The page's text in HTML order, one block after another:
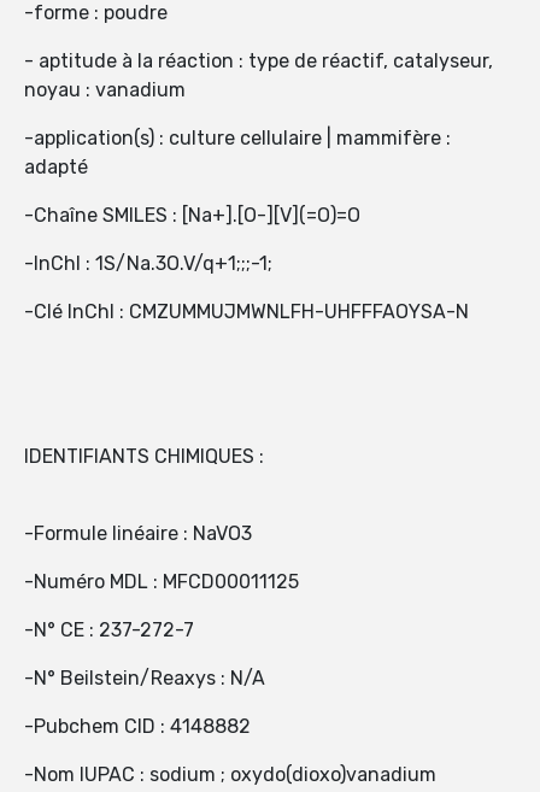
-forme : poudre
- aptitude à la réaction : type de réactif, catalyseur,
noyau : vanadium
-application(s) : culture cellulaire | mammifère :
adapté
-Chaîne SMILES : [Na+].[O-][V](=O)=O
-InChI : 1S/Na.3O.V/q+1;;;-1;
-Clé InChI : CMZUMMUJMWNLFH-UHFFFAOYSA-N
IDENTIFIANTS CHIMIQUES :
-Formule linéaire : NaVO3
-Numéro MDL : MFCD00011125
-N° CE : 237-272-7
-N° Beilstein/Reaxys : N/A
-Pubchem CID : 4148882
-Nom IUPAC : sodium ; oxydo(dioxo)vanadium